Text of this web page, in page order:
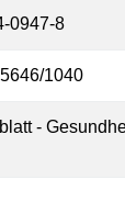
0947-8
1040
-